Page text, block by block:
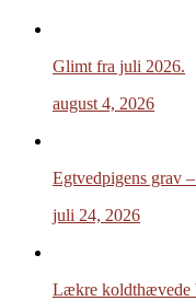
Glimt fra juli 2026.
august 4, 2026
Egtvedpigens grav
juli 24, 2026
Lækre koldthævede